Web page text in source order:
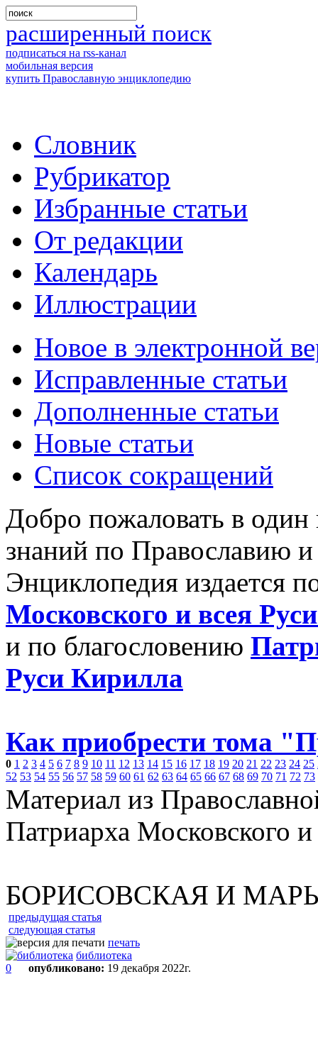
расширенный поиск
подписаться на rss-канал
мобильная версия
купить Православную энциклопедию
Словник
Рубрикатор
Избранные статьи
От редакции
Календарь
Иллюстрации
Новое в электронной
Исправленные статьи
Дополненные статьи
Новые статьи
Список сокращений
Добро пожаловать в
знаний по Православию
Энциклопедия издается
Московского и всея
и по благословению
Руси Кирилла
Как приобрести тома
0 1 2 3 4 5 6 7 8 9 10 11 12 13 14 15 16 17 18 19 20 21 22 23 24 25
52 53 54 55 56 57 58 59 60 61 62 63 64 65 66 67 68 69 70 71 72 73
Материал из
Патриарха Московского
БОРИСОВСКАЯ И
предыдущая статья
следующая статья
печать
библиотека
0
опубликовано: 19 декабря 2022г.